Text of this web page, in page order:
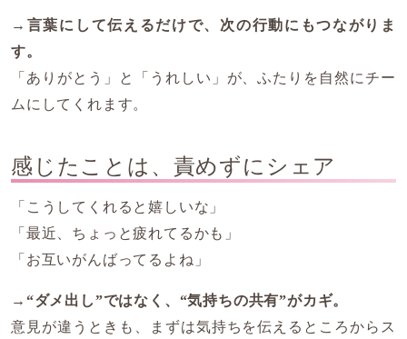
→ 言葉にして伝えるだけで、次の行動にもつながりま
す。
「ありがとう」と「うれしい」が、ふたりを自然にチー
ムにしてくれます。
感じたことは、責めずにシェア
「こうしてくれると嬉しいな」
「最近、ちょっと疲れてるかも」
「お互いがんばってるよね」
→ “ダメ出し”ではなく、“気持ちの共有”がカギ。
意見が違うときも、まずは気持ちを伝えるところからス